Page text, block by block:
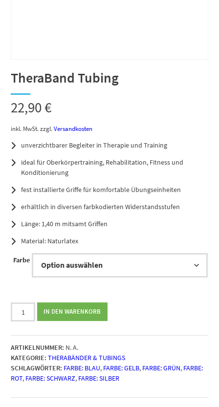
TheraBand Tubing
22,90€
inkl. MwSt. zzgl.Versandkosten
unverzichtbarer Begleiter in Therapie und Training
ideal für Oberkörpertraining, Rehabilitation, Fitness und
Konditionierung
fest installierte Griffe für komfortable Übungseinheiten
erhältlich in diversen farbkodierten Widerstandsstufen
Länge: 1,40 m mitsamt Griffen
Material: Naturlatex
Farbe
TheraBand
Tubing
IN DEN WARENKORB
ARTIKELNUMMER: N. A.
KATEGORIE: THERABÄNDER & TUBINGS
SCHLAGWÖRTER: FARBE: BLAU, FARBE: GELB, FARBE: GRÜN, FARBE:
ROT, FARBE: SCHWARZ, FARBE: SILBER